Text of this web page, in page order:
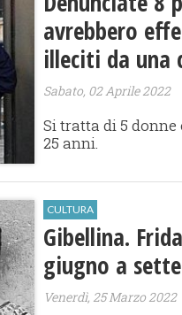
avrebbero
illeciti da una
Sabato, 02 Aprile 2022
Si tratta di 5 donne
25 anni.
CULTURA
Gibellina.
giugno a
Venerdì, 25 Marzo 2022